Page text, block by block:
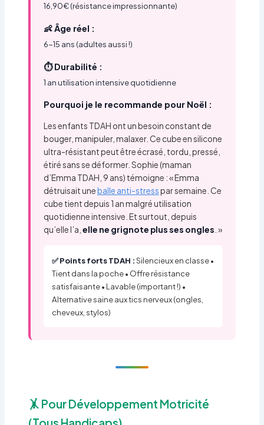
16,90€ (résistance impressionnante)
👶 Âge réel :
6-15 ans (adultes aussi !)
⏱️ Durabilité :
1 an utilisation intensive quotidienne
Pourquoi je le recommande pour Noël :
Les enfants TDAH ont un besoin constant de
bouger, manipuler, malaxer. Ce cube en silicone
ultra-résistant peut être écrasé, tordu, pressé,
étiré sans se déformer. Sophie (maman
d’Emma TDAH, 9 ans) témoigne : « Emma
détruisait une balle anti-stresspar semaine. Ce
cube tient depuis 1 an malgré utilisation
quotidienne intensive. Et surtout, depuis
qu’elle l’a,elle ne grignote plus ses ongles. »
✅ Points forts TDAH :Silencieux en classe •
Tient dans la poche • Offre résistance
satisfaisante • Lavable (important !) •
Alternative saine aux tics nerveux (ongles,
cheveux, stylos)
🤸 Pour Développement Motricité